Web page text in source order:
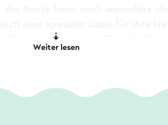
Route beträgt ungefähr 111
Weiter lesen